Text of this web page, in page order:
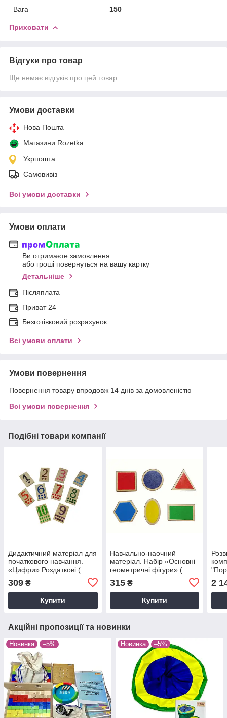
Вага
150
Приховати
Відгуки про товар
Ще немає відгуків про цей товар
Умови доставки
Нова Пошта
Магазини Rozetka
Укрпошта
Самовивіз
Всі умови доставки
Умови оплати
Ви отримаєте замовлення
або гроші повернуться на вашу картку
Детальніше
Післяплата
Приват 24
Безготівковий розрахунок
Всі умови оплати
Умови повернення
Повернення товару впродовж 14 днів за домовленістю
Всі умови повернення
Подібні товари компанії
Дидактичний матерiал для
початкового навчання.
«Цифри».Роздаткові (
309 ₴
Купити
Навчально-наочний
матерiал. Набір «Основні
геометричні фігури» (
315₴
Купити
2
Акційні пропозиції та новинки
Новинка –5% Новинка –5%